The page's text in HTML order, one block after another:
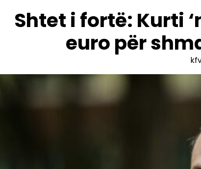
Shtet i fortë: Kurti
euro për